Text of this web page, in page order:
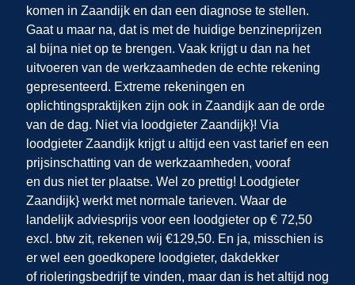
komen in Zaandijk en dan een diagnose te stellen.
Gaat u maar na, dat is met de huidige benzineprijzen
al bijna niet op te brengen. Vaak krijgt u dan na het
uitvoeren van de werkzaamheden de echte rekening
gepresenteerd. Extreme rekeningen en
oplichtingspraktijken zijn ook in Zaandijk aan de orde
van de dag. Niet via loodgieter Zaandijk}! Via
loodgieter Zaandijk krijgt u altijd een vast tarief en een
prijsinschatting van de werkzaamheden, vooraf
en dus niet ter plaatse. Wel zo prettig! Loodgieter
Zaandijk} werkt met normale tarieven. Waar de
landelijk adviesprijs voor een loodgieter op € 72,50
excl. btw zit, rekenen wij €129,50. En ja, misschien is
er wel een goedkopere loodgieter, dakdekker
of rioleringsbedrijf te vinden, maar dan is het altijd nog